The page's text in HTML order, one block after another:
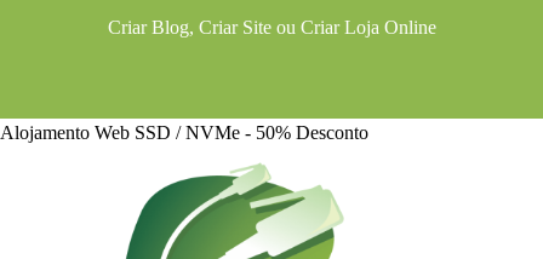
Criar Blog, Criar Siteou Criar Loja Online
Alojamento Web SSD / NVMe - 50% Desconto